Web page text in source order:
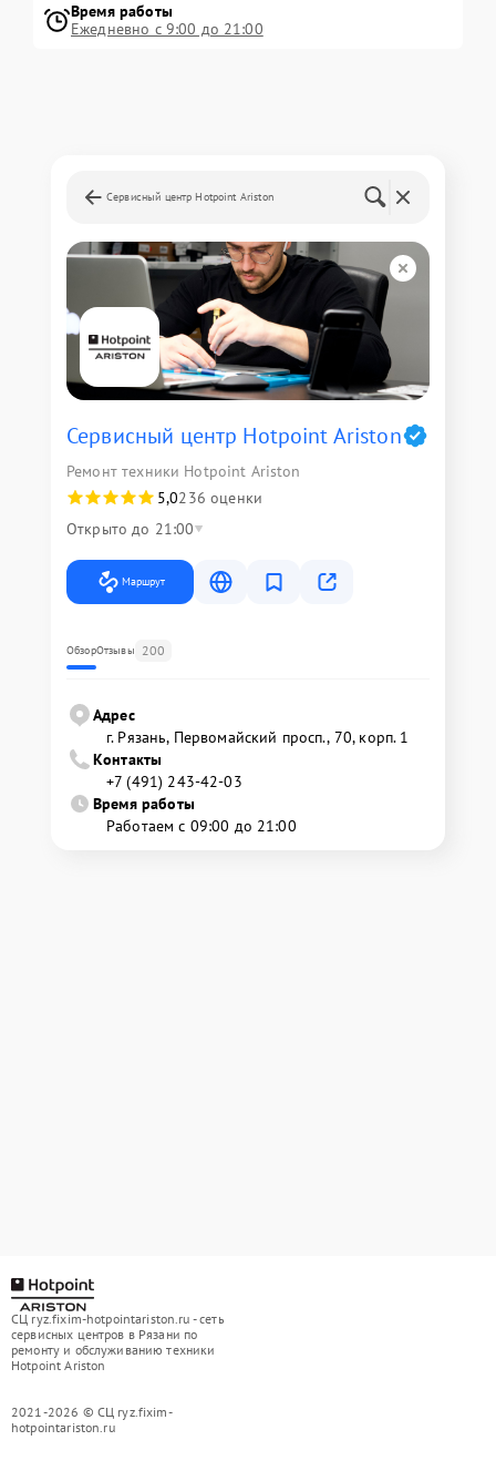
Время работы
Ежедневно с 9:00 до 21:00
Сервисный центр Hotpoint Ariston
Сервисный центр Hotpoint Ariston
Ремонт техники Hotpoint Ariston
5,0236 оценки
Открыто до 21:00
Маршрут
ОбзорОтзывы 200
Адрес
г. Рязань, Первомайский просп., 70, корп. 1
Контакты
+7 (491) 243-42-03
Время работы
Работаем с 09:00 до 21:00
СЦ ryz.fixim-hotpointariston.ru - сеть
сервисных центров в Рязани по
ремонту и обслуживанию техники
Hotpoint Ariston
2021-2026 © СЦ ryz.fixim-
hotpointariston.ru